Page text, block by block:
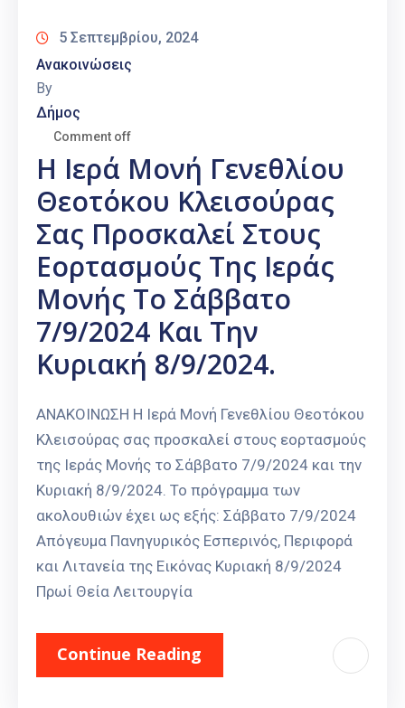
5 Σεπτεμβρίου, 2024
Ανακοινώσεις
By
Δήμος
Comment off
Η Ιερά Μονή Γενεθλίου
Θεοτόκου Κλεισούρας
Σας Προσκαλεί Στους
Εορτασμούς Της Ιεράς
Μονής Το Σάββατο
7/9/2024 Και Την
Κυριακή 8/9/2024.
ΑΝΑΚΟΙΝΩΣΗ Η Ιερά Μονή Γενεθλίου Θεοτόκου
Κλεισούρας σας προσκαλεί στους εορτασμούς
της Ιεράς Μονής το Σάββατο 7/9/2024 και την
Κυριακή 8/9/2024. Το πρόγραμμα των
ακολουθιών έχει ως εξής: Σάββατο 7/9/2024
Απόγευμα Πανηγυρικός Εσπερινός, Περιφορά
και Λιτανεία της Εικόνας Κυριακή 8/9/2024
Πρωί Θεία Λειτουργία
Continue Reading